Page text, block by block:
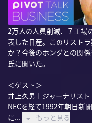
2万人の人員削減、７工場
表した日産。このリスト
か？今後のホンダとの関
氏に聞いた。
＜ゲスト＞
井上久男｜ジャーナリスト
NECを経て1992年朝日新
に...
もっと見る